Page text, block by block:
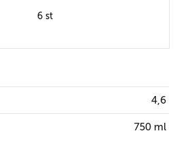
6 st
4,6
750 ml